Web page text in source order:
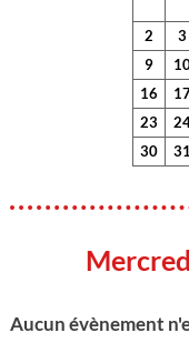
2
3
9
16
23
30
31
Aucun évènement